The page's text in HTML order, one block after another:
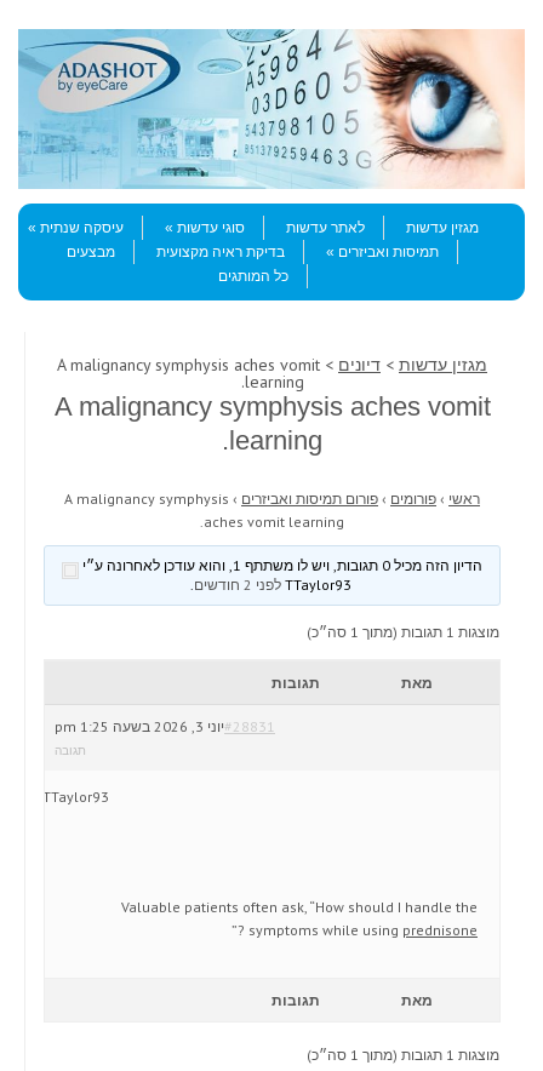
Menu
Skip to content
מגזין עדשות
לאתר עדשות סוגי עדשות
עיסקה שנתית
תמיסות ואביזרים
בדיקת ראיה מקצועית
מבצעים
כל המותגים
מגזין עדשות > דיונים > A malignancy symphysis aches vomit
learning.
A malignancy symphysis aches vomit
learning.
ראשי › פורומים › פורום תמיסות ואביזרים ›
A malignancy symphysis
aches vomit learning.
הדיון הזה מכיל 0 תגובות, ויש לו משתתף 1, והוא עודכן לאחרונה ע״י
לפני 2 חודשים .
מוצגות 1 תגובות (מתוך 1 סה״כ)
מאת תגובות
יוני 3, 2026 בשעה 1:25 pm#28831
תגובה
TTaylor93
Valuable patients often ask, “How should I handle the
symptoms while using prednisone
?”
מאת תגובות
מוצגות 1 תגובות (מתוך 1 סה״כ)